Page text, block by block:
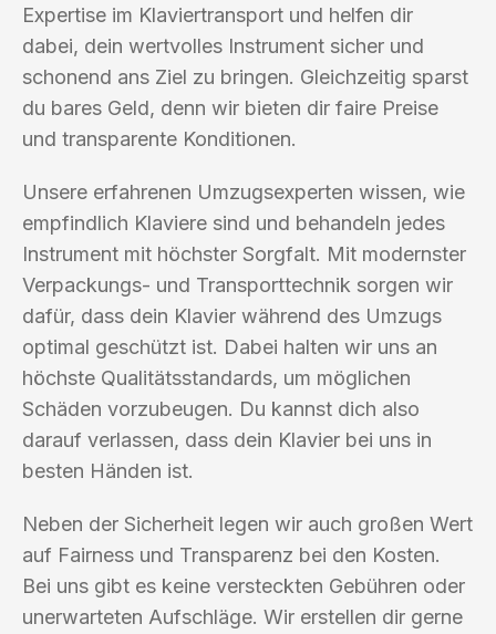
Expertise im Klaviertransport und helfen dir
dabei, dein wertvolles Instrument sicher und
schonend ans Ziel zu bringen. Gleichzeitig sparst
du bares Geld, denn wir bieten dir faire Preise
und transparente Konditionen.
Unsere erfahrenen Umzugsexperten wissen, wie
empfindlich Klaviere sind und behandeln jedes
Instrument mit höchster Sorgfalt. Mit modernster
Verpackungs- und Transporttechnik sorgen wir
dafür, dass dein Klavier während des Umzugs
optimal geschützt ist. Dabei halten wir uns an
höchste Qualitätsstandards, um möglichen
Schäden vorzubeugen. Du kannst dich also
darauf verlassen, dass dein Klavier bei uns in
besten Händen ist.
Neben der Sicherheit legen wir auch großen Wert
auf Fairness und Transparenz bei den Kosten.
Bei uns gibt es keine versteckten Gebühren oder
unerwarteten Aufschläge. Wir erstellen dir gerne